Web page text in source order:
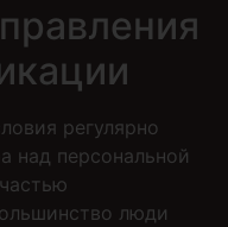
регулярно
над персональной
люди